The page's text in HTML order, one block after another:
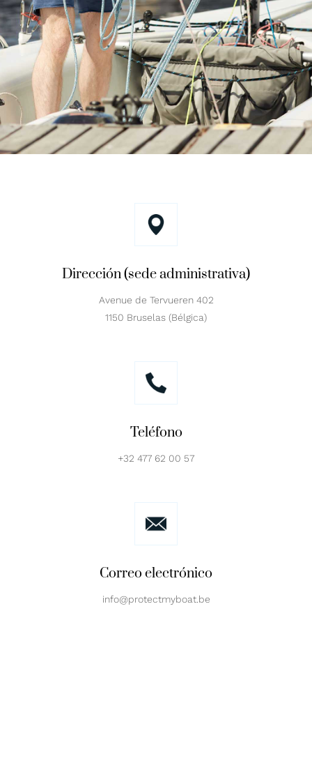
Dirección (sede administrativa)
Avenue de Tervueren 402
1150 Bruselas (Bélgica)
Teléfono
+32 477 62 00 57
Correo electrónico
info@protectmyboat.be